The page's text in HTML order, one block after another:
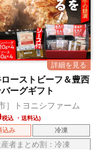
ーストビーフ＆豊西
ーグギフト
］トヨニシファーム
税込
込み 冷凍
者まとめ割：冷凍